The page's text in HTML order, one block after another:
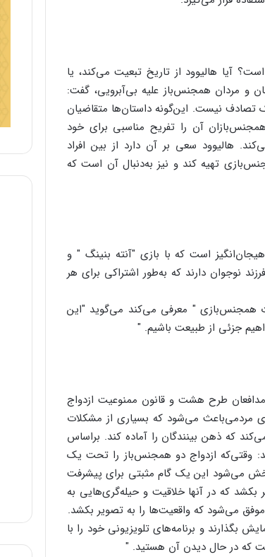
آیا هالیوود از تاریخ تبعیت می‌کند، یا
و مردان همجنس‌باز علیه بی‌آبرویی، گفت:
نیست. این‌گونه داستان‌ها متقاضیان
آن را تفریح مناسبی برای خود
هالیوود سعی بر آن دارد از بین افراد
تهیه کند و نیز به‌دنبال آن است که
است که با بازی "آنته بنینگ " و
نوجوان دارند که به‌طور اشتراکی برای هر
همجنس‌بازی " معرفی می‌کند می‌گوید "این
جزئی از طبیعت باشیم. "
مدافعان طرح هشت و قانون ممنوعیت ازدواج
مردمی‌باعث می‌شود که بسیاری از مشکلات
که ذهن بینندگان را آماده کند. براساس
وقتی‌که ازدواج دو همجنس‌باز را تحت یک
می‌شود این یک گام مثبتی برای پیشرفت
که در آنها خلاقیت و حیله‌گری‌هایی به
می‌شود که واقعیت‌ها را به تصویر بکشد.
بگذارند و برنامه‌های تلویزیونی خود را با
که در حال دیدن آن هستید. "